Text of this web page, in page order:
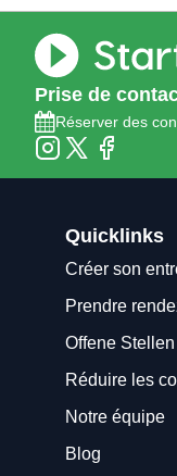
Prise de
Réserver des
Quicklinks
Créer son
Prendre
Offene Stellen
Réduire les
Notre équipe
Blog